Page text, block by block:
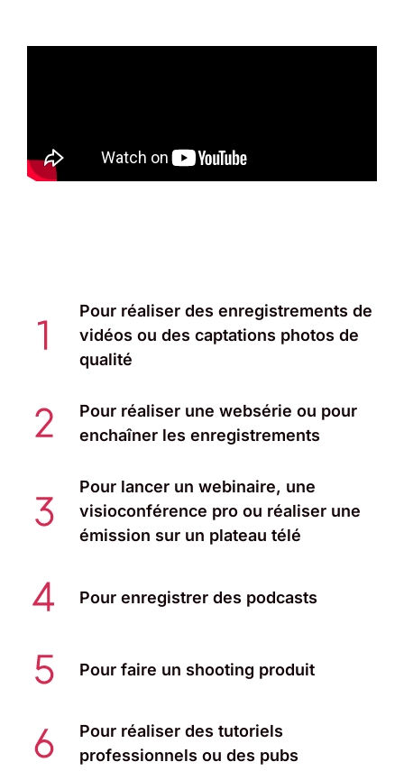
Pour réaliser des enregistrements de
vidéos ou des captations photos de
qualité
Pour réaliser une websérie ou pour
enchaîner les enregistrements
Pour lancer un webinaire, une
visioconférence pro ou réaliser une
émission sur un plateau télé
Pour enregistrer des podcasts
Pour faire un shooting produit
Pour réaliser des tutoriels
professionnels ou des pubs